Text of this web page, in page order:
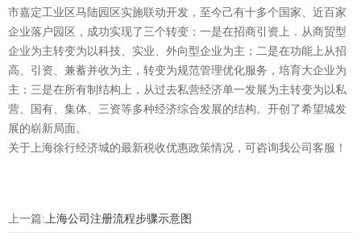
市嘉定工业区马陆园区实施联动开发，至今己有十多个国家、近百家
企业落户园区，成功实现了三个转变：一是在招商引资上．从商贸型
企业为主转变为以科技、实业、外向型企业为主；二是在功能上从招
高、引资、兼蓄并收为主，转变为规范管理优化服务，培育大企业为
主：三是在所有制结构上，从过去私营经济单一发展为主转变为以私
营、国有、集体、三资等多种经济综合发展的结构。开创了希望城发
展的崭新局面。
关于上海徐行经济城的最新税收优惠政策情况，可咨询我公司客服！
上一篇: 上海公司注册流程步骤示意图